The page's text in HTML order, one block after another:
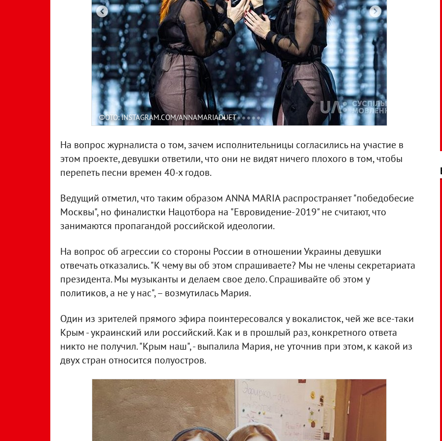
ФОТО: INSTAGRAM.COM/ANNAMARIADUET
На вопрос журналиста о том, зачем исполнительницы согласились на участие в
этом проекте, девушки ответили, что они не видят ничего плохого в том, чтобы
перепеть песни времен 40-х годов.
Ведущий отметил, что таким образом ANNA MARIA распространяет "победобесие
Москвы", но финалистки Нацотбора на "Евровидение-2019" не считают, что
занимаются пропагандой российской идеологии.
На вопрос об агрессии со стороны России в отношении Украины девушки
отвечать отказались. "К чему вы об этом спрашиваете? Мы не члены секретариата
президента. Мы музыканты и делаем свое дело. Спрашивайте об этом у
политиков, а не у нас", – возмутилась Мария.
Один из зрителей прямого эфира поинтересовался у вокалисток, чей же все-таки
Крым - украинский или российский. Как и в прошлый раз, конкретного ответа
никто не получил. "Крым наш", - выпалила Мария, не уточнив при этом, к какой из
двух стран относится полуостров.